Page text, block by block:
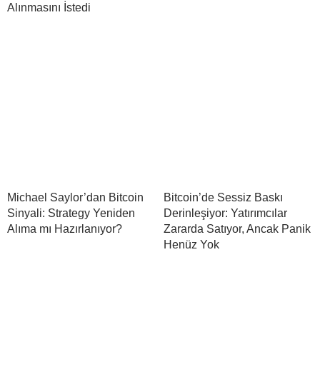
Alınmasını İstedi
Michael Saylor’dan Bitcoin
Sinyali: Strategy Yeniden
Alıma mı Hazırlanıyor?
Bitcoin’de Sessiz Baskı
Derinleşiyor: Yatırımcılar
Zararda Satıyor, Ancak Panik
Henüz Yok